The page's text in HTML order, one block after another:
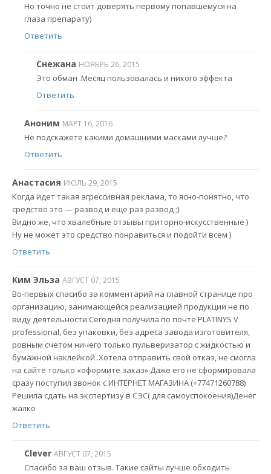
Но точно не стоит доверять первому попавшемуся на
глаза препарату)
Ответить
Снежана НОЯБРЬ 26, 2015
Это обман .Месяц пользовалась и никого эффекта
Ответить
Аноним МАРТ 16, 2016
Не подскажете какими домашними масками лучше?
Ответить
Анастасия ИЮЛЬ 29, 2015
Когда идет такая агрессивная реклама, то ясно-понятно, что
средство это — развод и еще раз развод ;)
Видно же, что хвалебные отзывы приторно-искусственные )
Ну не может это средство понравиться и подойти всем )
Ответить
Ким Эльза АВГУСТ 07, 2015
Во-первых спасибо за комментарий на главной странице про
организацию, занимающейся реализацией продукции не по
виду деятельности.Сегодня получила по почте PLATINYS V
professional, без упаковки, без адреса завода изготовителя,
ровным счетом ничего только пульверизатор с жидкостью и
бумажной наклейкой .Хотела отправить свой отказ, не смогла
на сайте только «оформите заказ».Даже его не сформировала
сразу поступил звонок с ИНТЕРНЕТ МАГАЗИНА (+77471260788)
Решила сдать на экспертизу в СЭС( для самоуспокоения)Денег
жалко
Ответить
Clever АВГУСТ 07, 2015
Спасибо за ваш отзыв. Такие сайты лучше обходить